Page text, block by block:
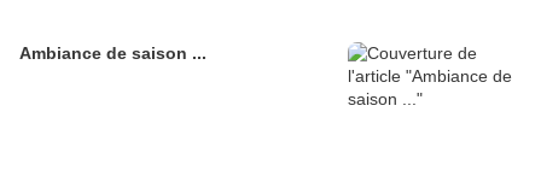
Ambiance de saison ...